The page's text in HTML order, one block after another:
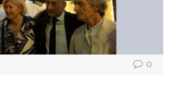
0